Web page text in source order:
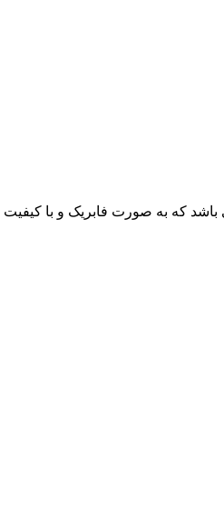
به صورت فابریک و با کیفیت